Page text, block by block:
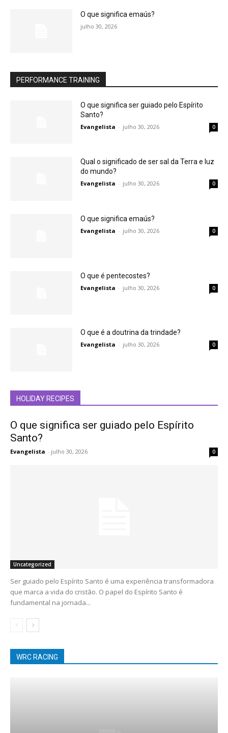
O que significa emaús?
julho 30, 2026
PERFORMANCE TRAINING
O que significa ser guiado pelo Espírito
Santo?
Evangelista - julho 30, 2026 0
Qual o significado de ser sal da Terra e luz
do mundo?
Evangelista - julho 30, 2026 0
O que significa emaús?
Evangelista - julho 30, 2026 0
O que é pentecostes?
Evangelista - julho 30, 2026 0
O que é a doutrina da trindade?
Evangelista - julho 30, 2026 0
HOLIDAY RECIPES
O que significa ser guiado pelo Espírito
Santo?
Evangelista - julho 30, 2026 0
Uncategorized
Ser guiado pelo Espírito Santo é uma experiência transformadora
que marca a vida do cristão. O papel do Espírito Santo é
fundamental na jornada...
WRC RACING